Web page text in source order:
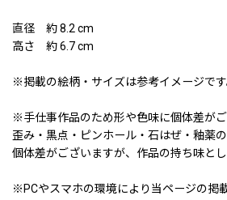
直径 約 8.2 cm
高さ 約 6.7 cm
※掲載の絵柄・サイズは参考イメージです
※手仕事作品のため形や色味に個体差がご
歪み・黒点・ピンホール・石はぜ・釉薬
個体差がございますが、作品の持ち味とし
※PCやスマホの環境により当ページの掲